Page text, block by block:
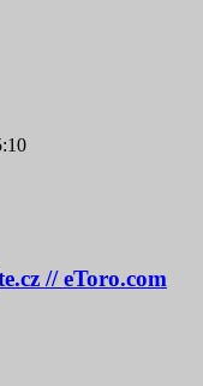
// eToro.com